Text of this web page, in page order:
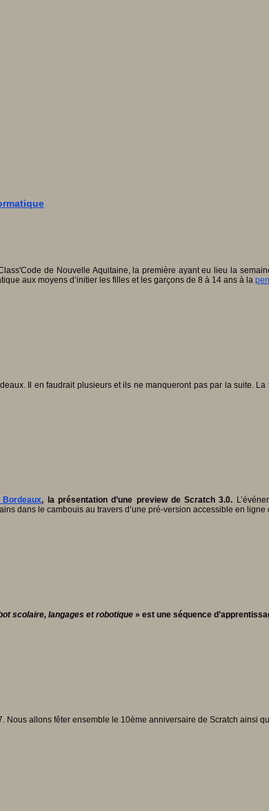
de Nouvelle Aquitaine, la première ayant eu lieu la
aux moyens d’initier les filles et les garçons de 8 à 14 ans à la
Il en faudrait plusieurs et ils ne manqueront pas par la suite.
Bordeaux, la présentation d’une preview de Scratch 3.0.
dans le cambouis au travers d’une pré-version accessible en
scolaire, langages et robotique » est une séquence
allons fêter ensemble le 10ème anniversaire de Scratch ainsi